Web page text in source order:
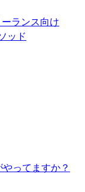
ランス向け
ッド
ってますか？